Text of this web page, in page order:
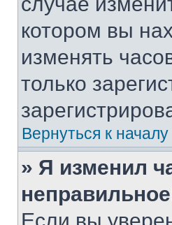
котором вы
изменять
только
Вернуться к началу
» Я изменил